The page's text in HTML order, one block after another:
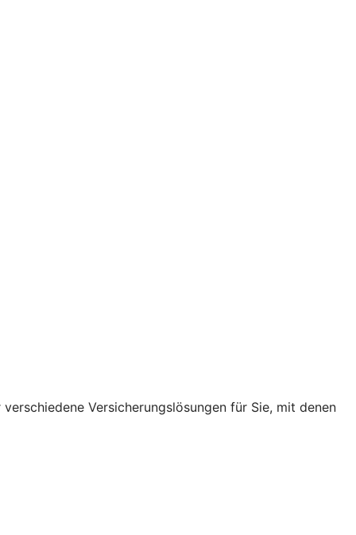
Versicherungslösungen für Sie, mit denen